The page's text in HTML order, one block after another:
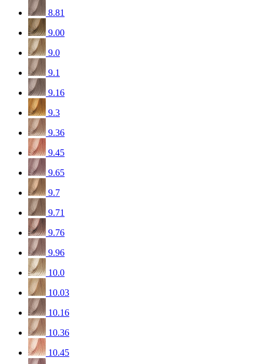
8.81
9.00
9.0
9.1
9.16
9.3
9.36
9.45
9.65
9.7
9.71
9.76
9.96
10.0
10.03
10.16
10.36
10.45